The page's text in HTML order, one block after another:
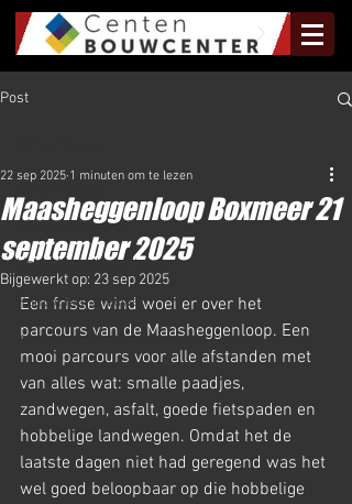
Post
Olympus Nieuws
Halve Marathon Nieuws
Rundje Mill Nieuws
Kuilenloop Nieuws
Maasheggenloop Boxmeer 21
september 2025
22 sep 2025 1 minuten om te lezen
Bijgewerkt op: 23 sep 2025
Een frisse wind woei er over het
parcours van de Maasheggenloop. Een
mooi parcours voor alle afstanden met
van alles wat: smalle paadjes,
zandwegen, asfalt, goede fietspaden en
hobbelige landwegen. Omdat het de
laatste dagen niet had geregend was het
wel goed beloopbaar op die hobbelige